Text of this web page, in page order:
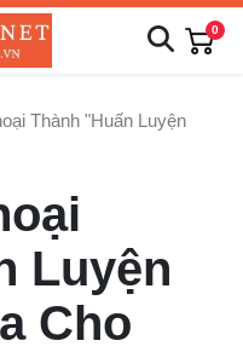
0
Thành "Huấn Luyện
Luyện
Cho